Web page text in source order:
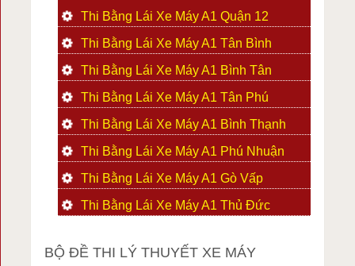
Thi Bằng Lái Xe Máy A1 Quận 12
Thi Bằng Lái Xe Máy A1 Tân Bình
Thi Bằng Lái Xe Máy A1 Bình Tân
Thi Bằng Lái Xe Máy A1 Tân Phú
Thi Bằng Lái Xe Máy A1 Bình Thạnh
Thi Bằng Lái Xe Máy A1 Phú Nhuận
Thi Bằng Lái Xe Máy A1 Gò Vấp
Thi Bằng Lái Xe Máy A1 Thủ Đức
BỘ ĐỀ THI LÝ THUYẾT XE MÁY